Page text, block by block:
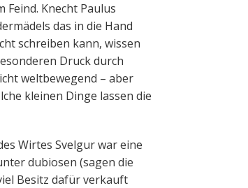
Knecht Paulus
das in die Hand
schreiben kann, wissen
Druck durch
weltbewegend – aber
kleinen Dinge lassen die
Wirtes Svelgur war eine
dubiosen (sagen die
Besitz dafür verkauft